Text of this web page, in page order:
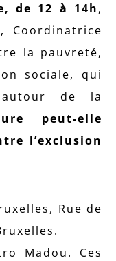
de 12 à 14h,
Coordinatrice
la pauvreté,
sociale, qui
de la
peut-elle
l’exclusion
Rue de
Madou. Ces